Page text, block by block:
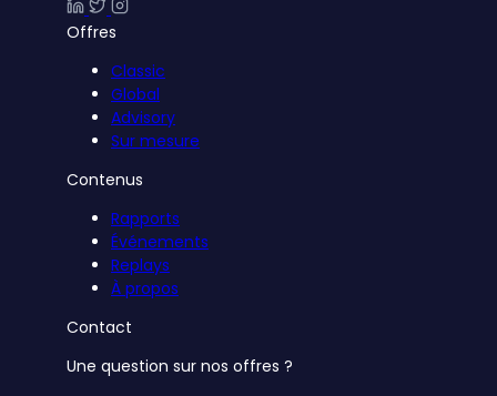
Offres
Classic
Global
Advisory
Sur mesure
Contenus
Rapports
Événements
Replays
À propos
Contact
Une question sur nos offres ?